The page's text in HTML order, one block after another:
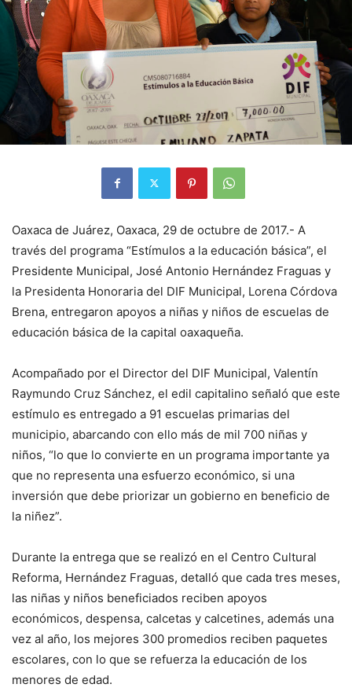
Oaxaca de Juárez, Oaxaca, 29 de octubre de 2017.- A
través del programa “Estímulos a la educación básica”, el
Presidente Municipal, José Antonio Hernández Fraguas y
la Presidenta Honoraria del DIF Municipal, Lorena Córdova
Brena, entregaron apoyos a niñas y niños de escuelas de
educación básica de la capital oaxaqueña.
Acompañado por el Director del DIF Municipal, Valentín
Raymundo Cruz Sánchez, el edil capitalino señaló que este
estímulo es entregado a 91 escuelas primarias del
municipio, abarcando con ello más de mil 700 niñas y
niños, “lo que lo convierte en un programa importante ya
que no representa una esfuerzo económico, si una
inversión que debe priorizar un gobierno en beneficio de
la niñez”.
Durante la entrega que se realizó en el Centro Cultural
Reforma, Hernández Fraguas, detalló que cada tres meses,
las niñas y niños beneficiados reciben apoyos
económicos, despensa, calcetas y calcetines, además una
vez al año, los mejores 300 promedios reciben paquetes
escolares, con lo que se refuerza la educación de los
menores de edad.